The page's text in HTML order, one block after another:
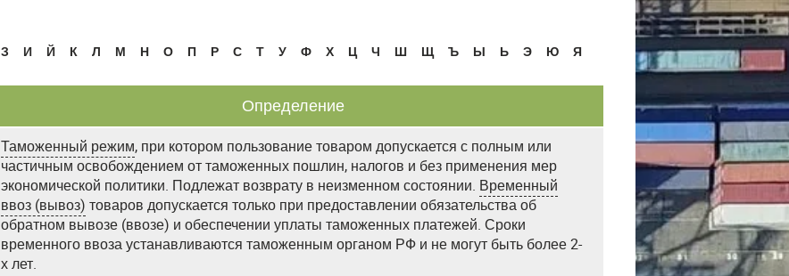
З И Й К Л М Н О П Р С Т У Ф Х Ц Ч Ш Щ Ъ Ы Ь Э Ю Я
Определение
Таможенный режим, при котором пользование товаром допускается с полным или
частичным освобождением от таможенных пошлин, налогов и без применения мер
экономической политики. Подлежат возврату в неизменном состоянии. Временный
ввоз (вывоз) товаров допускается только при предоставлении обязательства об
обратном вывозе (ввозе) и обеспечении уплаты таможенных платежей. Сроки
временного ввоза устанавливаются таможенным органом РФ и не могут быть более 2-
х лет.